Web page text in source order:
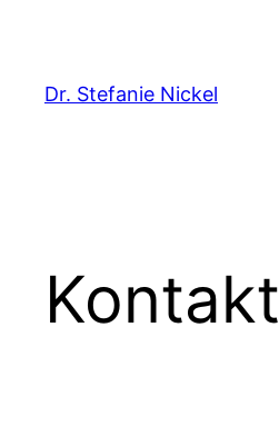
InhaltDr. Stefanie Nickel
Kontakt